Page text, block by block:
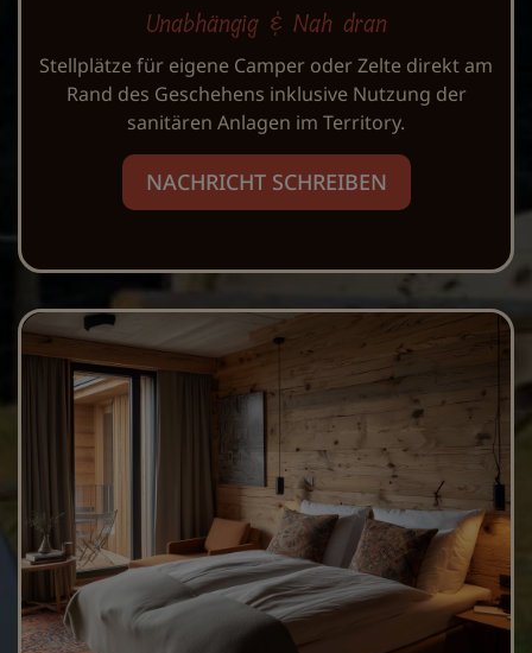
Unabhängig & Nah dran
Stellplätze für eigene Camper oder Zelte direkt am
Rand des Geschehens inklusive Nutzung der
sanitären Anlagen im Territory.
NACHRICHT SCHREIBEN